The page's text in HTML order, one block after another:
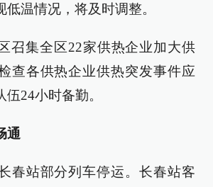
温情况，将及时调整。
召集全区22家供热企业加大供
查各供热企业供热突发事件应
24小时备勤。
通
春站部分列车停运。长春站客